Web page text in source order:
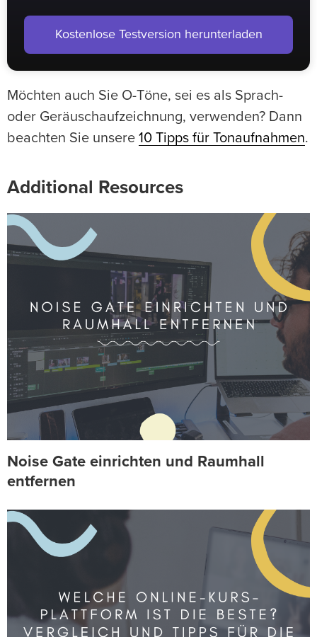
Kostenlose Testversion herunterladen
Möchten auch Sie O-Töne, sei es als Sprach-
oder Geräuschaufzeichnung, verwenden? Dann
beachten Sie unsere 10 Tipps für Tonaufnahmen.
Additional Resources
Noise Gate einrichten und Raumhall
entfernen